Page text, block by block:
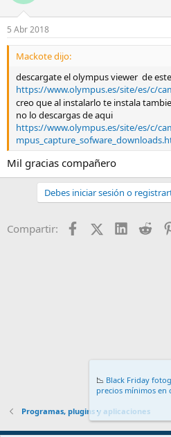
5 Abr 2018
Mackote dijo:
descargate el olympus viewer de
https://www.olympus.es/site/es/c/
creo que al instalarlo te instala
no lo descargas de aqui
https://www.olympus.es/site/es/c/
Mil gracias compañero
Debes iniciar sesión o
Compartir: FacebookX (Twitter)
LinkedIn
Programas, plugins y aplicaciones
📉 Black Friday
precios mínimos en
.